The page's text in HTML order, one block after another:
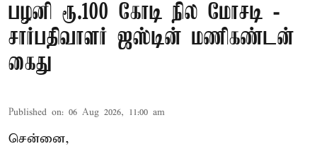
பழனி ரூ.100 கோடி நில மோசடி -
சார்பதிவாளர் ஜஸ்டின் மணிகண்டன்
கைது
Published on: 06 Aug 2026, 11:00 am
சென்னை,